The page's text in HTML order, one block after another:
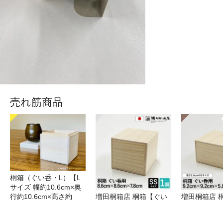
売れ筋商品
桐箱（ぐい呑・L）【L
サイズ 幅約10.6cm×奥
行約10.6cm×高さ約
増田桐箱店 桐箱【ぐい
増田桐箱店